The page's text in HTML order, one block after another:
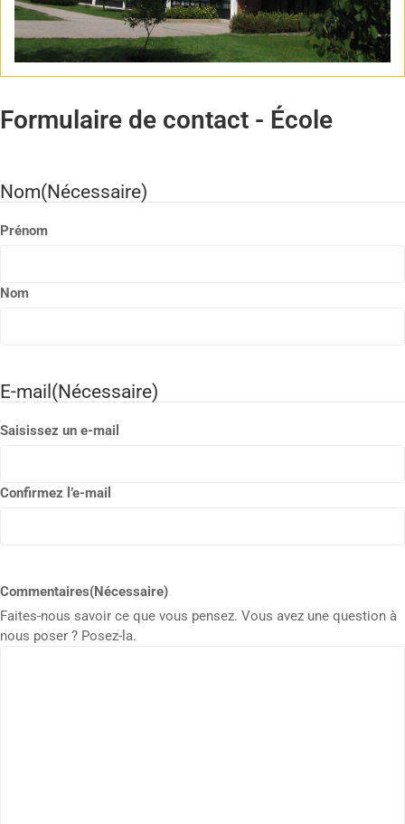
Formulaire de contact - École
Nom(Nécessaire)
Prénom
Nom
E-mail (Nécessaire)
Saisissez un e-mail
Confirmez l’e-mail
Commentaires(Nécessaire)
Faites-nous savoir ce que vous pensez. Vous avez une question à
nous poser ? Posez-la.